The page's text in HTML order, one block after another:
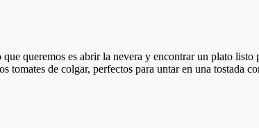
queremos es abrir la nevera y encontrar un plato listo
tomates de colgar, perfectos para untar en una tostada